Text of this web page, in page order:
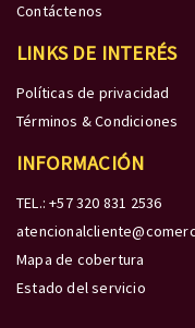
Contáctenos
LINKS DE INTERÉS
Políticas de privacidad
Términos & Condiciones
INFORMACIÓN
TEL.: +57 320 831 2536
Mapa de cobertura
Estado del servicio